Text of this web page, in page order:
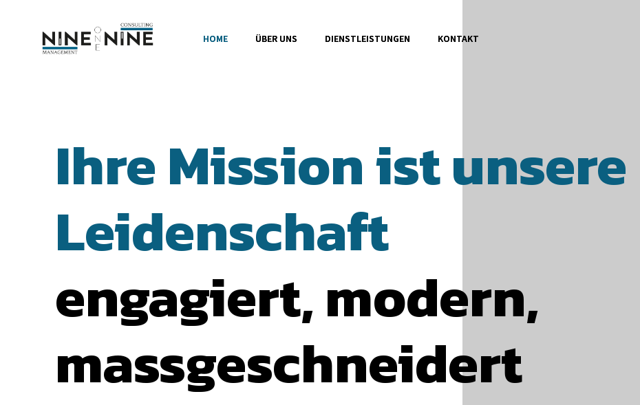
HOME ÜBER UNS DIENSTLEISTUNGEN KONTAKT
Ihre Mission ist unsere
Leidenschaft
engagiert, modern,
massgeschneidert